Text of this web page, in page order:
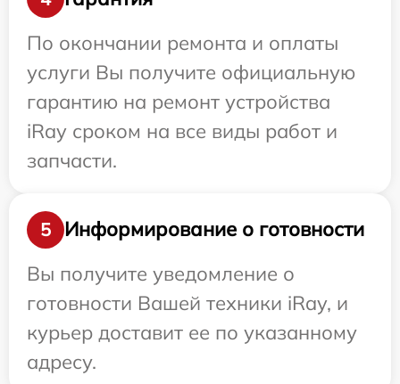
По окончании ремонта и оплаты
услуги Вы получите официальную
гарантию на ремонт устройства
iRay сроком на все виды работ и
запчасти.
5
Информирование о готовности
Вы получите уведомление о
готовности Вашей техники iRay, и
курьер доставит ее по указанному
адресу.